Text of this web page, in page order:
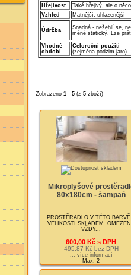
Hřejivost
Také hřejivý, ale o něco
Vzhled
Matnější, uhlazenější
Údržba
Snadná - nežehlí se,
méně statický. Lze
Vhodné
období
Celoroční použití
(zejména podzim-jaro)
Zobrazeno 1 - 5(z 5zboží)
Mikroplyšové
80x180cm - šampaň
PROSTĚRADLO V TÉTO BARVĚ
VELIKOSTI SKLADEM.
VŽDY...
600,00 Kč s DPH
495,87 Kč bez DPH
... více informací
Max: 2